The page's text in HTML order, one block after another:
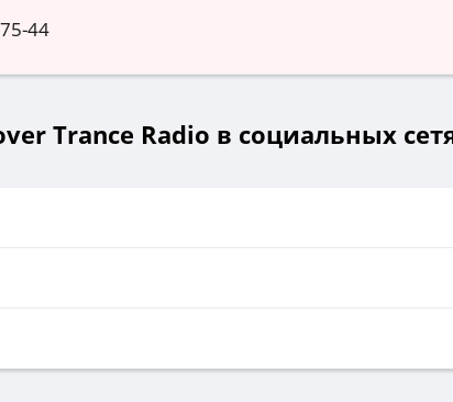
44
Trance Radio в социальных